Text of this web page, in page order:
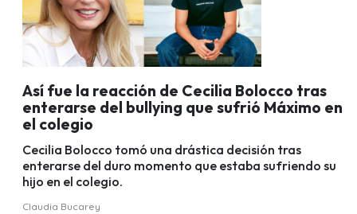
Así fue la reacción de Cecilia Bolocco tras
enterarse del bullying que sufrió Máximo en
el colegio
Cecilia Bolocco tomó una drástica decisión tras
enterarse del duro momento que estaba sufriendo su
hijo en el colegio.
Claudia Bucarey